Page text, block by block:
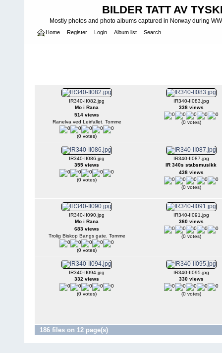
BILDER TATT AV
Mostly photos and photo albums captured in Norway during
Home Register Login Album list Search
IR340-II082.jpg
Mo i Rana
514 views
Ranelva ved Leirfallet. Tomme
(0 votes)
IR340-II083.jpg
338 views
(0 votes)
IR340-II086.jpg
355 views
(0 votes)
IR340-II087.jpg
IR 340s stabsmusikk
438 views
(0 votes)
IR340-II090.jpg
Mo i Rana
683 views
Trolig Biskop Bangs gate. Tomme
(0 votes)
IR340-II091.jpg
360 views
(0 votes)
IR340-II094.jpg
332 views
(0 votes)
IR340-II095.jpg
330 views
(0 votes)
186 files on 12 page(s)